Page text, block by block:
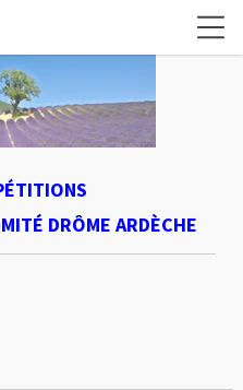
DRÔME ARDÈCHE